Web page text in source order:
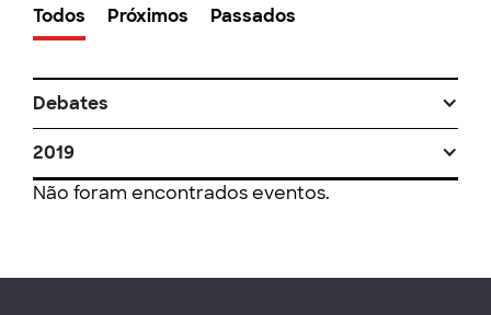
Todos Próximos Passados
Debates
2019
Não foram encontrados eventos.